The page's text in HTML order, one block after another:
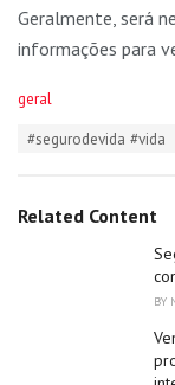
Geralmente, será
informações para
C
r
geral
:
#segurodevida #vida
Related Content
BY